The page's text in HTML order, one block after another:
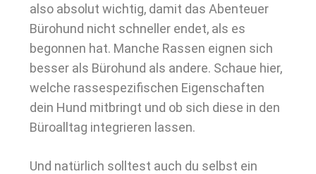
also absolut wichtig, damit das Abenteuer
Bürohund nicht schneller endet, als es
begonnen hat. Manche Rassen eignen sich
besser als Bürohund als andere. Schaue hier,
welche rassespezifischen Eigenschaften
dein Hund mitbringt und ob sich diese in den
Büroalltag integrieren lassen.
Und natürlich solltest auch du selbst ein